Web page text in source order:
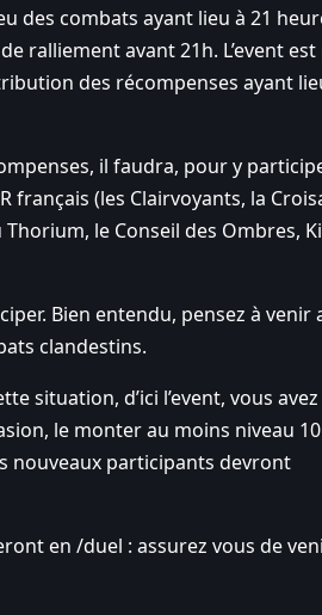
des combats ayant lieu à 21
ralliement avant 21h. L’event
des récompenses ayant
il faudra, pour y
français (les Clairvoyants, la
le Conseil des Ombres,
Bien entendu, pensez à venir
clandestins.
situation, d’ici l’event, vous avez
le monter au moins niveau
nouveaux participants devront
en /duel : assurez vous de